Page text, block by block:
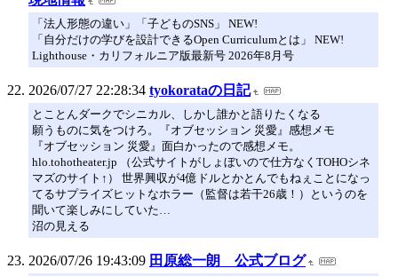
「法人形態の違い」「子どものSNS」 NEW!
「自分だけの学びを設計できるOpen Curriculumとは」 NEW!
Lighthouse・カリフォルニア版最新号 2026年8月号
2026/07/27 22:28:34 tyokorataの日記
とことんダークでシニカル、しかし誰かと語りたくなる
願うものに気をつけろ。『オブセッション 災愛』感想メモ
『オブセッション 災愛』面白かったので感想メモ。
hlo.tohotheater.jp （公式サイトがしょぼいので仕方なくTOHOシネ
マズのサイト↑） 世界興収が4億ドルとかとんでもねぇことになっ
てるサプライズヒットなホラー（監督は若干26歳！）というのを
聞いて楽しみにしていた…
沼の見える
2026/07/26 19:43:09 田原総一朗 公式ブログ